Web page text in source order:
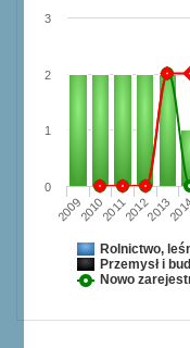
20092010201120122013
0
1
2
3
Rolnictwo,
Przemysł i
Nowo